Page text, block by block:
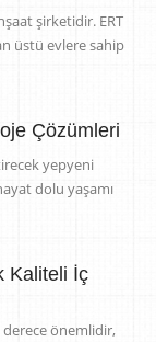
şirketidir. ERT
üstü evlere sahip
Çözümleri
yepyeni
dolu yaşamı
Kaliteli İç
derece önemlidir,